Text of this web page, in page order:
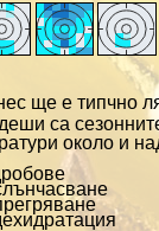
ще е типчно
са
около и